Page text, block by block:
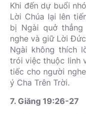
Khi đến dự buổi
Lời Chúa lại lên
bị Ngài quở
nghe và giữ Lời
Ngài không thích
trói việc thuộc linh
tiếc cho người
ý Cha Trên Trời.
7. Giăng 19:26-27